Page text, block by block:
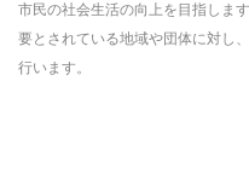
市民の社会生活の向上を目指します
要とされている地域や団体に対し
行います。